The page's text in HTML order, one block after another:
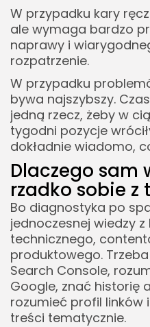
W przypadku kary
ale wymaga bardzo
naprawy i
rozpatrzenie.
W przypadku
bywa najszybszy.
jedną rzecz, żeby w
tygodni pozycje
dokładnie wiadomo,
Dlaczego sam
rzadko sobie z
Bo diagnostyka po
jednoczesnej wiedzy z
technicznego,
produktowego.
Search Console,
Google, znać historię
rozumieć profil linków
treści tematycznie.